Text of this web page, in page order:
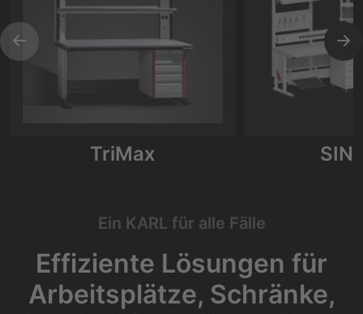
TriMax
Ein KARL für alle Fälle
Effiziente Lösungen für
Arbeitsplätze, Schränke,